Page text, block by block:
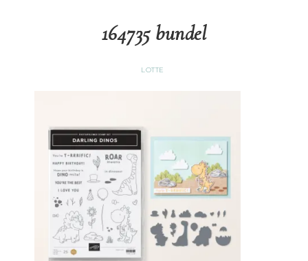
164735 bundel
LOTTE